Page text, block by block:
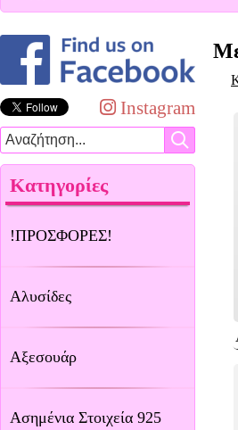
Instagram
Κατηγορίες
!ΠΡΟΣΦΟΡΕΣ!
Αλυσίδες
Αξεσουάρ
Ασημένια Στοιχεία 925